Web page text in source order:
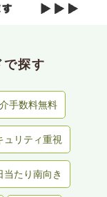
で探す
手数料無料
ュリティ重視
当たり南向き